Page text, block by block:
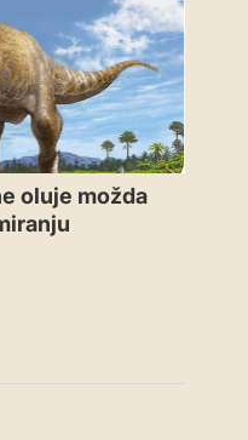
oluje možda